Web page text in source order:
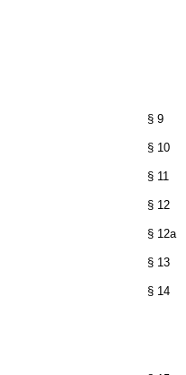
§ 9
§ 10
§ 11
§ 12
§ 12a
§ 13
§ 14